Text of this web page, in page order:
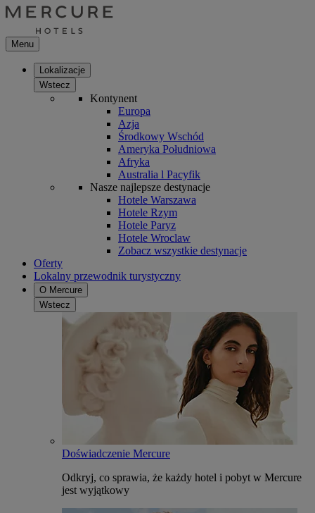
Menu
Lokalizacje
Wstecz
Kontynent
Europa
Azja
Środkowy Wschód
Ameryka Południowa
Afryka
Australia l Pacyfik
Nasze najlepsze destynacje
Hotele Warszawa
Hotele Rzym
Hotele Paryz
Hotele Wroclaw
Zobacz wszystkie destynacje
Oferty
Lokalny przewodnik turystyczny
O Mercure
Wstecz
Doświadczenie Mercure
Odkryj, co sprawia, że każdy hotel i pobyt w Mercure
jest wyjątkowy